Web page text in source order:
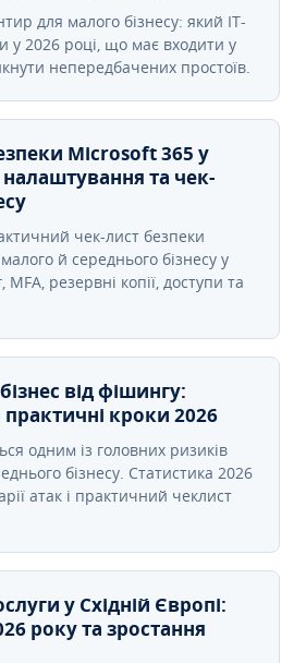
для малого бізнесу: який IT-
у 2026 році, що має входити у
непередбачених простоїв.
Microsoft 365 у
та чек-
чек-лист безпеки
й середнього бізнесу у
резервні копії, доступи та
від фішингу:
практичні кроки 2026
одним із головних ризиків
бізнесу. Статистика 2026
атак і практичний чеклист
у Східній Європі:
року та зростання